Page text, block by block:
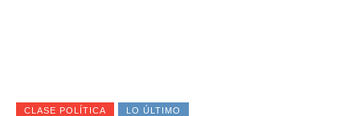
CLASE POLÍTICA LO ÚLTIMO